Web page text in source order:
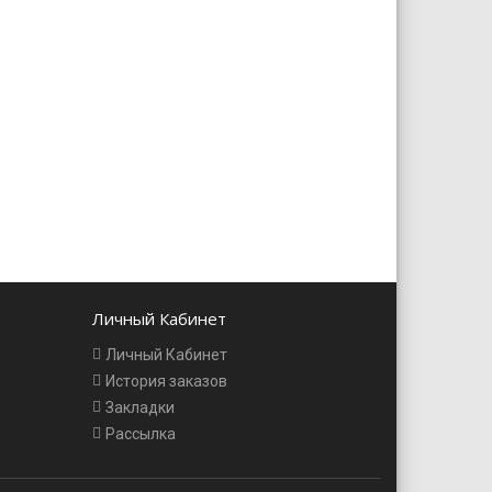
Личный Кабинет
Личный Кабинет
История заказов
Закладки
Рассылка